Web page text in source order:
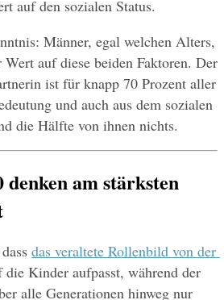
auf den sozialen Status.
Männer, egal welchen Alters,
ist für knapp 70 Prozent aller
und auch aus dem sozialen
die Hälfte von ihnen nichts.
am stärksten
das veraltete Rollenbild von der
die Kinder aufpasst, während der
alle Generationen hinweg nur